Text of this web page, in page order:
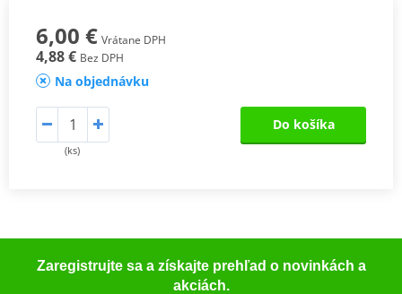
6,00 € Vrátane DPH
4,88 € Bez DPH
Na objednávku
(ks)
Do košíka
Zaregistrujte sa a získajte prehľad o novinkách a
akciách.